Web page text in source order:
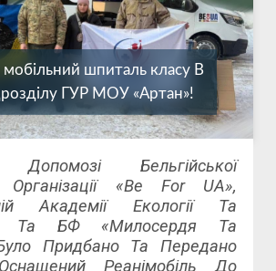
шпиталь класу В
ГУР МОУ «Артан»!
Допомозі Бельгійської
Організації «Be For UA»,
Академії Екології Та
Та БФ «Милосердя Та
Придбано Та Передано
Реанімобіль До